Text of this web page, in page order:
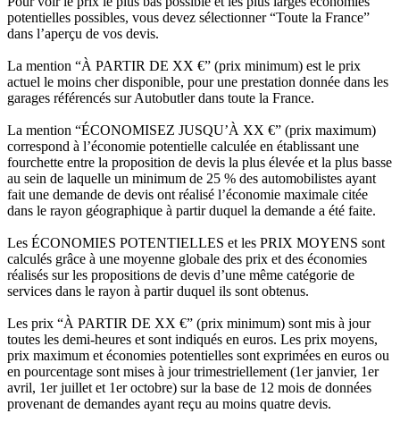
potentielles possibles, vous devez sélectionner “Toute la France”
dans l’aperçu de vos devis.
La mention “À PARTIR DE XX €” (prix minimum) est le prix
actuel le moins cher disponible, pour une prestation donnée dans les
garages référencés sur Autobutler dans toute la France.
La mention “ÉCONOMISEZ JUSQU’À XX €” (prix maximum)
correspond à l’économie potentielle calculée en établissant une
fourchette entre la proposition de devis la plus élevée et la plus basse
au sein de laquelle un minimum de 25 % des automobilistes ayant
fait une demande de devis ont réalisé l’économie maximale citée
dans le rayon géographique à partir duquel la demande a été faite.
Les ÉCONOMIES POTENTIELLES et les PRIX MOYENS sont
calculés grâce à une moyenne globale des prix et des économies
réalisés sur les propositions de devis d’une même catégorie de
services dans le rayon à partir duquel ils sont obtenus.
Les prix “À PARTIR DE XX €” (prix minimum) sont mis à jour
toutes les demi-heures et sont indiqués en euros. Les prix moyens,
prix maximum et économies potentielles sont exprimées en euros ou
en pourcentage sont mises à jour trimestriellement (1er janvier, 1er
avril, 1er juillet et 1er octobre) sur la base de 12 mois de données
provenant de demandes ayant reçu au moins quatre devis.